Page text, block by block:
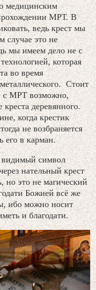
медицинским
МРТ. В
ведь крест мы
случае это не
мы имеем дело не с
которая
во время
Стоит
с МРТ возможно,
деревянного.
когда крестик
не возбраняется
его в карман.
видимый символ
нательный крест
но это не магический
Божией всё же
ибо можно носит
и благодати.